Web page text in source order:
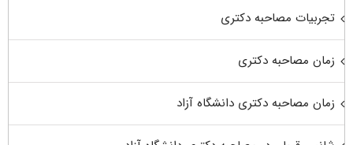
تجربیات مصاحبه دکتری
زمان مصاحبه دکتری
زمان مصاحبه دکتری دانشگاه آزاد